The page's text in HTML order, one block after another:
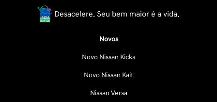
Desacelere. Seu bem maior é a vida.
Novos
Novo Nissan Kicks
Novo Nissan Kait
Nissan Versa